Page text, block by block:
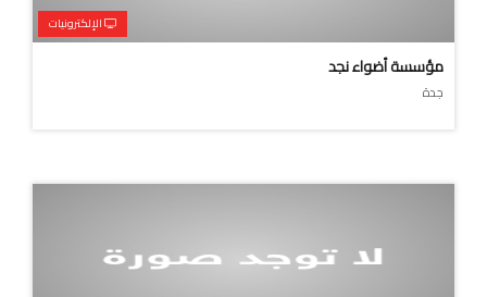
الإلكترونيات
مؤسسة أضواء نجد
جدة